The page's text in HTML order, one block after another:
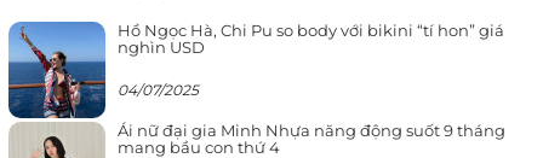
Hồ Ngọc Hà, Chi Pu so body với bikini “tí hon” giá
nghìn USD
04/07/2025
Ái nữ đại gia Minh Nhựa năng động suốt 9 tháng
mang bầu con thứ 4